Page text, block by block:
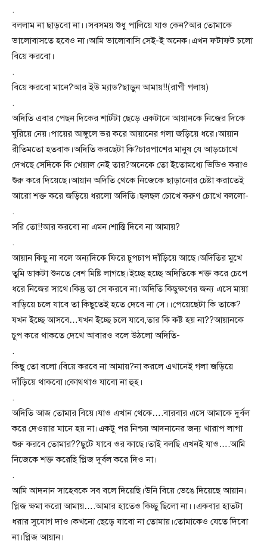
.
বললাম না ছাড়বো না।।সবসময় শুধু পালিয়ে যাও কেন?আর তোমাকে
ভালোবাসতে হবেও না।আমি ভালোবাসি সেই-ই অনেক।এখন ফটাফট চলো
বিয়ে করবো।
.
বিয়ে করবো মানে?আর ইউ ম্যাড?ছাড়ুন আমায়!!(রাগী গলায়)
.
অদিতি এবার পেছন দিকের শার্টটা ছেড়ে একটানে আয়ানকে নিজের দিকে
ঘুরিয়ে নেয়।পায়ের আঙ্গুলে ভর করে আয়ানের গলা জড়িয়ে ধরে।আয়ান
রীতিমতো হতবাক।অদিতি করছেটা কি?চারপাশের মানুষ যে আড়চোখে
দেখছে সেদিকে কি খেয়াল নেই তার?অনেকে তো ইতোমধ্যে ভিডিও করাও
শুরু করে দিয়েছে।আয়ান অদিতি থেকে নিজেকে ছাড়ানোর চেষ্টা করাতেই
আরো শক্ত করে জড়িয়ে ধরলো অদিতি।ছলছল চোখে করুণ চোখে বললো-
.
সরি তো!!আর করবো না এমন।শাস্তি দিবে না আমায়?
.
আয়ান কিছু না বলে অন্যদিকে ফিরে চুপচাপ দাঁড়িয়ে আছে।অদিতির মুখে
তুমি ডাকটা শুনতে বেশ মিষ্টি লাগছে।ইচ্ছে হচ্ছে অদিতিকে শক্ত করে চেপে
ধরে নিজের সাথে।কিন্তু তা সে করবে না।অদিতি কিছুক্ষণের জন্য এসে মায়া
বাড়িয়ে চলে যাবে তা কিছুতেই হতে দেবে না সে।।পেয়েছেটা কি তাকে?
যখন ইচ্ছে আসবে…যখন ইচ্ছে চলে যাবে,তার কি কষ্ট হয় না??আয়ানকে
চুপ করে থাকতে দেখে আবারও বলে উঠলো অদিতি-
.
কিছু তো বলো।বিয়ে করবে না আমায়?না করলে এখানেই গলা জড়িয়ে
দাঁড়িয়ে থাকবো।কোথ্থাও যাবো না হুহ।
.
অদিতি আজ তোমার বিয়ে।যাও এখান থেকে….বারবার এসে আমাকে দুর্বল
করে দেওয়ার মানে হয় না।একটু পর নিশ্চয় আদনানের জন্য খারাপ লাগা
শুরু করবে তোমার??ছুটে যাবে ওর কাছে।তাই বলছি এখনই যাও….আমি
নিজেকে শক্ত করেছি প্লিজ দুর্বল করে দিও না।
.
আমি আদনান সাহেবকে সব বলে দিয়েছি।উনি বিয়ে ভেঙে দিয়েছে আয়ান।
প্লিজ ক্ষমা করো আমায়….আমার হাতেও কিচ্ছু ছিলো না।।একবার হাতটা
ধরার সুযোগ দাও।কখনো ছেড়ে যাবো না তোমায়।তোমাকেও যেতে দিবো
না।প্লিজ আয়ান।